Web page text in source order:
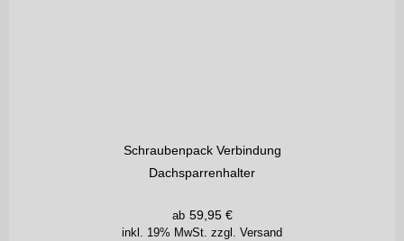
Schraubenpack Verbindung
Dachsparrenhalter
inkl. 19% MwSt. zzgl. Versand
ab 59,95€